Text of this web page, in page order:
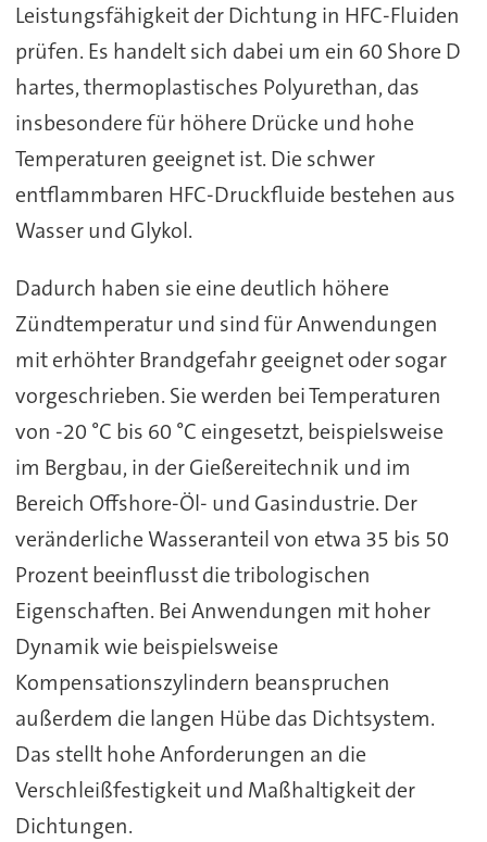
Leistungsfähigkeit der Dichtung in HFC-Fluiden
prüfen. Es handelt sich dabei um ein 60 Shore D
hartes, thermoplastisches Polyurethan, das
insbesondere für höhere Drücke und hohe
Temperaturen geeignet ist. Die schwer
entflammbaren HFC-Druckfluide bestehen aus
Wasser und Glykol.
Dadurch haben sie eine deutlich höhere
Zündtemperatur und sind für Anwendungen
mit erhöhter Brandgefahr geeignet oder sogar
vorgeschrieben. Sie werden bei Temperaturen
von -20 °C bis 60 °C eingesetzt, beispielsweise
im Bergbau, in der Gießereitechnik und im
Bereich Offshore-Öl- und Gasindustrie. Der
veränderliche Wasseranteil von etwa 35 bis 50
Prozent beeinflusst die tribologischen
Eigenschaften. Bei Anwendungen mit hoher
Dynamik wie beispielsweise
Kompensationszylindern beanspruchen
außerdem die langen Hübe das Dichtsystem.
Das stellt hohe Anforderungen an die
Verschleißfestigkeit und Maßhaltigkeit der
Dichtungen.